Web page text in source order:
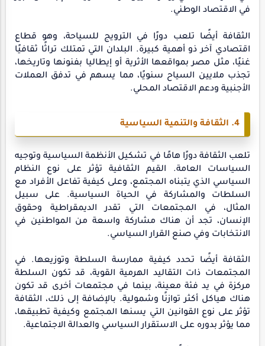
في الاقتصاد الوطني.
الثقافة أيضًا تلعب دورًا في الترويج للسياحة، وهو قطاع
اقتصادي آخر ذو أهمية كبيرة. البلدان التي تمتلك تراثًا ثقافيًا
غنيًا، مثل مصر بمواقعها الأثرية أو إيطاليا بفنونها وتاريخها،
تجذب ملايين السياح سنويًا، مما يسهم في تدفق العملات
الأجنبية ودعم الاقتصاد المحلي.
4. الثقافة والتنمية السياسية
تلعب الثقافة دورًا هامًا في تشكيل الأنظمة السياسية وتوجيه
السياسات العامة. القيم الثقافية تؤثر على نوع النظام
السياسي الذي يتبناه المجتمع، وعلى كيفية تفاعل الأفراد مع
السلطات والمشاركة في الحياة السياسية. على سبيل
المثال، في المجتمعات التي تقدر الديمقراطية وحقوق
الإنسان، تجد أن هناك مشاركة واسعة من المواطنين في
الانتخابات وفي صنع القرار السياسي.
الثقافة أيضًا تحدد كيفية ممارسة السلطة وتوزيعها. في
المجتمعات ذات التقاليد الهرمية القوية، قد تكون السلطة
مركزة في يد فئة معينة، بينما في مجتمعات أخرى قد تكون
هناك هياكل أكثر توازنًا وشمولية. بالإضافة إلى ذلك، الثقافة
تؤثر على نوع القوانين التي يسنها المجتمع وكيفية تطبيقها،
مما يؤثر بدوره على الاستقرار السياسي والعدالة الاجتماعية.